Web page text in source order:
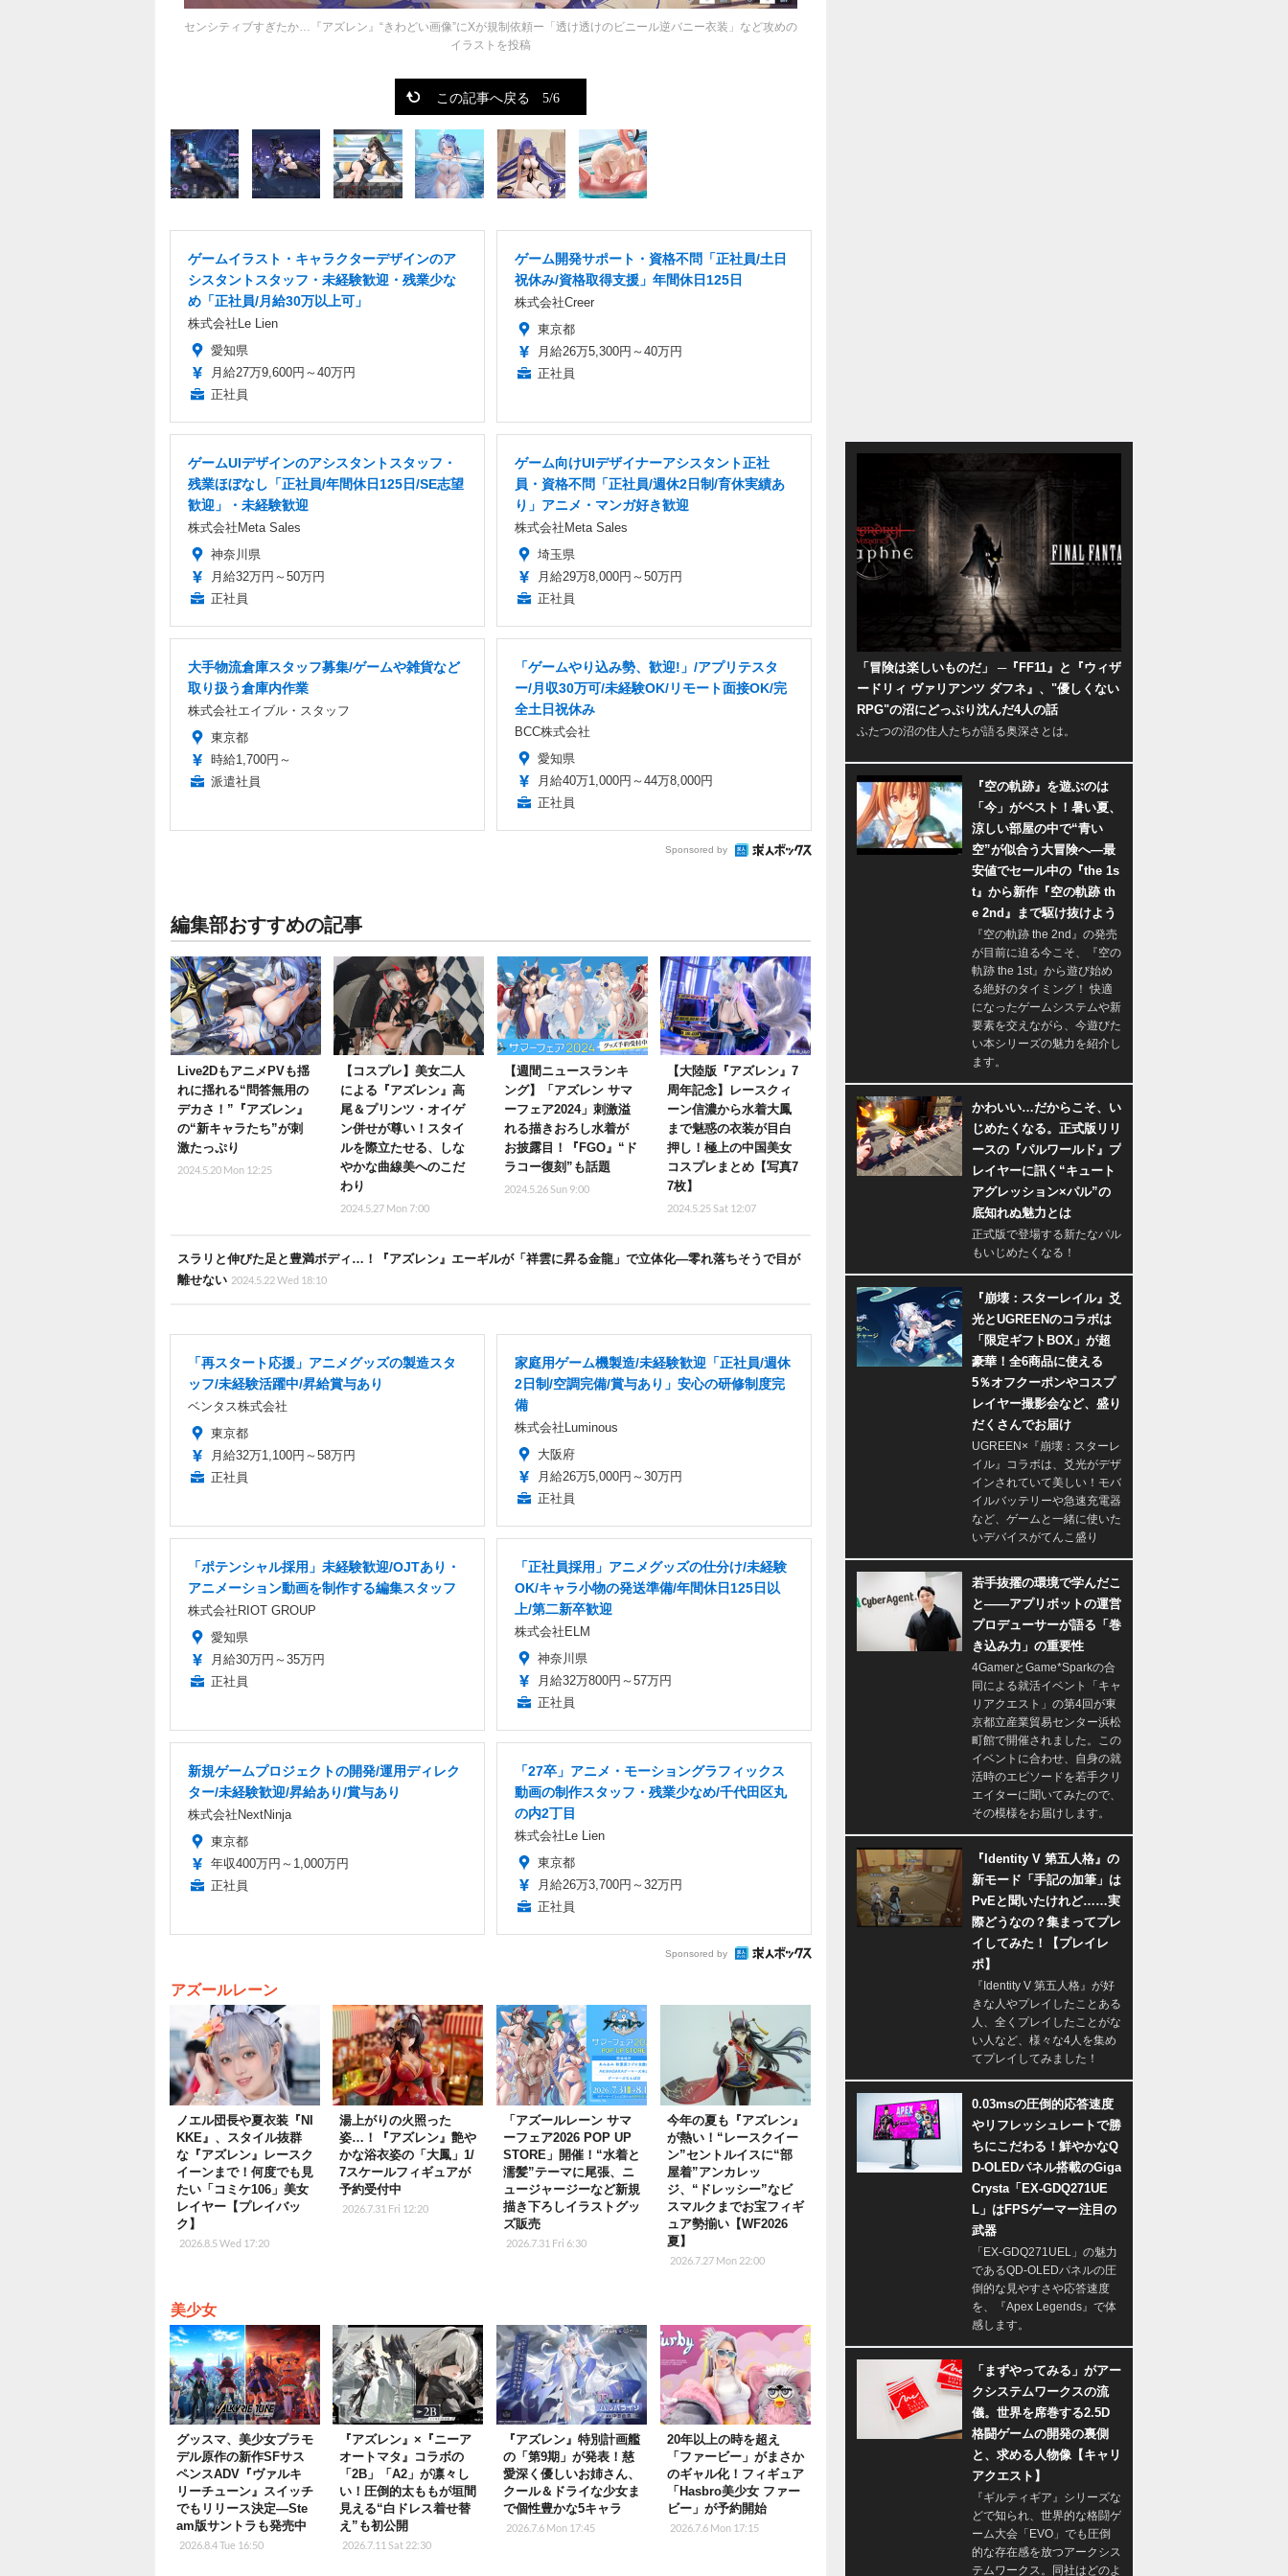
センシティブすぎたか…『アズレン』“きわどい画像”にXが規制依頼ー「透け透けのビニール逆バニー衣装」など攻めの
イラストを投稿
この記事へ戻る 5/6
ゲームイラスト・キャラクターデザインのア
シスタントスタッフ・未経験歓迎・残業少な
め「正社員/月給30万以上可」
株式会社Le Lien
愛知県
月給27万9,600円～40万円
正社員
ゲーム開発サポート・資格不問「正社員/土日
祝休み/資格取得支援」年間休日125日
株式会社Creer
東京都
月給26万5,300円～40万円
正社員
ゲームUIデザインのアシスタントスタッフ・
残業ほぼなし「正社員/年間休日125日/SE志望
歓迎」・未経験歓迎
株式会社Meta Sales
神奈川県
月給32万円～50万円
正社員
ゲーム向けUIデザイナーアシスタント正社
員・資格不問「正社員/週休2日制/育休実績あ
り」アニメ・マンガ好き歓迎
株式会社Meta Sales
埼玉県
月給29万8,000円～50万円
正社員
大手物流倉庫スタッフ募集/ゲームや雑貨など
取り扱う倉庫内作業
株式会社エイブル・スタッフ
東京都
時給1,700円～
派遣社員
「ゲームやり込み勢、歓迎!」/アプリテスタ
ー/月収30万可/未経験OK/リモート面接OK/完
全土日祝休み
BCC株式会社
愛知県
月給40万1,000円～44万8,000円
正社員
Sponsored by
編集部おすすめの記事
Live2DもアニメPVも揺
れに揺れる“問答無用の
デカさ！”『アズレン』
の“新キャラたち”が刺
激たっぷり
2024.5.20 Mon 12:25
【コスプレ】美女二人
による『アズレン』高
尾＆プリンツ・オイゲ
ン併せが尊い！スタイ
ルを際立たせる、しな
やかな曲線美へのこだ
わり
2024.5.27 Mon 7:00
【週間ニュースランキ
ング】「アズレン サマ
ーフェア2024」刺激溢
れる描きおろし水着が
お披露目！『FGO』“ド
ラコー復刻”も話題
2024.5.26 Sun 9:00
【大陸版『アズレン』7
周年記念】レースクィ
ーン信濃から水着大鳳
まで魅惑の衣装が目白
押し！極上の中国美女
コスプレまとめ【写真7
7枚】
2024.5.25 Sat 12:07
スラリと伸びた足と豊満ボディ…！『アズレン』エーギルが「祥雲に昇る金龍」で立体化―零れ落ちそうで目が
離せない 2024.5.22 Wed 18:10
「再スタート応援」アニメグッズの製造スタ
ッフ/未経験活躍中/昇給賞与あり
ベンタス株式会社
東京都
月給32万1,100円～58万円
正社員
家庭用ゲーム機製造/未経験歓迎「正社員/週休
2日制/空調完備/賞与あり」安心の研修制度完
備
株式会社Luminous
大阪府
月給26万5,000円～30万円
正社員
「ポテンシャル採用」未経験歓迎/OJTあり・
アニメーション動画を制作する編集スタッフ
株式会社RIOT GROUP
愛知県
月給30万円～35万円
正社員
「正社員採用」アニメグッズの仕分け/未経験
OK/キャラ小物の発送準備/年間休日125日以
上/第二新卒歓迎
株式会社ELM
神奈川県
月給32万800円～57万円
正社員
新規ゲームプロジェクトの開発/運用ディレク
ター/未経験歓迎/昇給あり/賞与あり
株式会社NextNinja
東京都
年収400万円～1,000万円
正社員
「27卒」アニメ・モーショングラフィックス
動画の制作スタッフ・残業少なめ/千代田区丸
の内2丁目
株式会社Le Lien
東京都
月給26万3,700円～32万円
正社員
Sponsored by
アズールレーン
ノエル団長や夏衣装『NI
KKE』、スタイル抜群
な『アズレン』レースク
イーンまで！何度でも見
たい「コミケ106」美女
レイヤー【プレイバッ
ク】
2026.8.5 Wed 17:20
湯上がりの火照った
姿…！『アズレン』艶や
かな浴衣姿の「大鳳」1/
7スケールフィギュアが
予約受付中
2026.7.31 Fri 12:20
「アズールレーン サマ
ーフェア2026 POP UP
STORE」開催！“水着と
濡髪”テーマに尾張、ニ
ュージャージーなど新規
描き下ろしイラストグッ
ズ販売
2026.7.31 Fri 6:30
今年の夏も『アズレン』
が熱い！“レースクイー
ン”セントルイスに“部
屋着”アンカレッ
ジ、“ドレッシー”なビ
スマルクまでお宝フィギ
ュア勢揃い【WF2026
夏】
2026.7.27 Mon 22:00
美少女
グッスマ、美少女プラモ
デル原作の新作SFサス
ペンスADV『ヴァルキ
リーチューン』スイッチ
でもリリース決定―Ste
am版サントラも発売中
2026.8.4 Tue 16:50
『アズレン』×『ニーア
オートマタ』コラボの
「2B」「A2」が凛々し
い！圧倒的太ももが垣間
見える“白ドレス着せ替
え”も初公開
2026.7.11 Sat 22:30
『アズレン』特別計画艦
の「第9期」が発表！慈
愛深く優しいお姉さん、
クール＆ドライな少女ま
で個性豊かな5キャラ
2026.7.6 Mon 17:45
20年以上の時を超え
「ファービー」がまさか
のギャル化！フィギュア
「Hasbro美少女 ファー
ビー」が予約開始
2026.7.6 Mon 17:15
「冒険は楽しいものだ」 ─『FF11』と『ウィザ
ードリィ ヴァリアンツ ダフネ』、"優しくない
RPG"の沼にどっぷり沈んだ4人の話
ふたつの沼の住人たちが語る奥深さとは。
『空の軌跡』を遊ぶのは
「今」がベスト！暑い夏、
涼しい部屋の中で“青い
空”が似合う大冒険へ―最
安値でセール中の『the 1s
t』から新作『空の軌跡 th
e 2nd』まで駆け抜けよう
『空の軌跡 the 2nd』の発売
が目前に迫る今こそ、『空の
軌跡 the 1st』から遊び始め
る絶好のタイミング！ 快適
になったゲームシステムや新
要素を交えながら、今遊びた
い本シリーズの魅力を紹介し
ます。
かわいい…だからこそ、い
じめたくなる。正式版リリ
ースの『パルワールド』プ
レイヤーに訊く“キュート
アグレッション×パル”の
底知れぬ魅力とは
正式版で登場する新たなパル
もいじめたくなる！
『崩壊：スターレイル』爻
光とUGREENのコラボは
「限定ギフトBOX」が超
豪華！全6商品に使える
5％オフクーポンやコスプ
レイヤー撮影会など、盛り
だくさんでお届け
UGREEN×『崩壊：スターレ
イル』コラボは、爻光がデザ
インされていて美しい！モバ
イルバッテリーや急速充電器
など、ゲームと一緒に使いた
いデバイスがてんこ盛り
若手抜擢の環境で学んだこ
と――アプリボットの運営
プロデューサーが語る「巻
き込み力」の重要性
4GamerとGame*Sparkの合
同による就活イベント「キャ
リアクエスト」の第4回が東
京都立産業貿易センター浜松
町館で開催されました。この
イベントに合わせ、自身の就
活時のエピソードを若手クリ
エイターに聞いてみたので、
その模様をお届けします。
『Identity V 第五人格』の
新モード「手記の加筆」は
PvEと聞いたけれど……実
際どうなの？集まってプレ
イしてみた！【プレイレ
ポ】
『Identity V 第五人格』が好
きな人やプレイしたことある
人、全くプレイしたことがな
い人など、様々な4人を集め
てプレイしてみました！
0.03msの圧倒的応答速度
やリフレッシュレートで勝
ちにこだわる！鮮やかなQ
D-OLEDパネル搭載のGiga
Crysta「EX-GDQ271UE
L」はFPSゲーマー注目の
武器
「EX-GDQ271UEL」の魅力
であるQD-OLEDパネルの圧
倒的な見やすさや応答速度
を、『Apex Legends』で体
感します。
「まずやってみる」がアー
クシステムワークスの流
儀。世界を席巻する2.5D
格闘ゲームの開発の裏側
と、求める人物像【キャリ
アクエスト】
『ギルティギア』シリーズな
どで知られ、世界的な格闘ゲ
ーム大会「EVO」でも圧倒
的な存在感を放つアークシス
テムワークス。同社はどのよ